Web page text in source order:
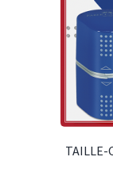
TAILLE-